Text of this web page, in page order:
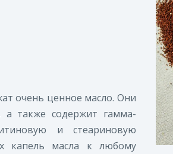
очень ценное масло. Они
а также содержит гамма-
и стеариновую
капель масла к любому